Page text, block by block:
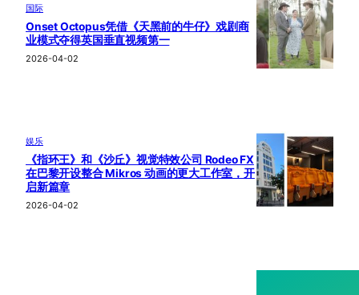
国际
Onset Octopus凭借《天黑前的牛仔》戏剧商
业模式夺得英国垂直视频第一
2026-04-02
娱乐
《指环王》和《沙丘》视觉特效公司 Rodeo FX
在巴黎开设整合 Mikros 动画的更大工作室，开
启新篇章
2026-04-02